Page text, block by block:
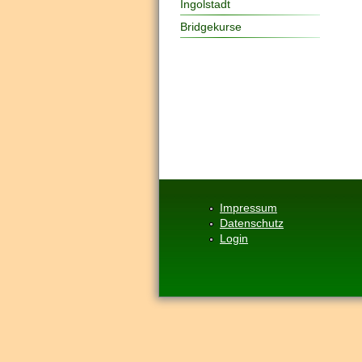
Ingolstadt
Bridgekurse
Impressum
Datenschutz
Login